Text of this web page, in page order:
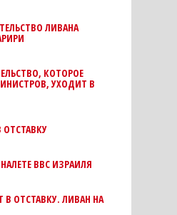
ЛИВАНА
КОТОРОЕ
УХОДИТ В
ВВС ИЗРАИЛЯ
В ОТСТАВКУ. ЛИВАН НА